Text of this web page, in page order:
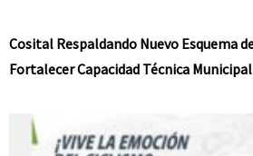
Cosital Respaldando Nuevo Esquema
Fortalecer Capacidad Técnica Municipal